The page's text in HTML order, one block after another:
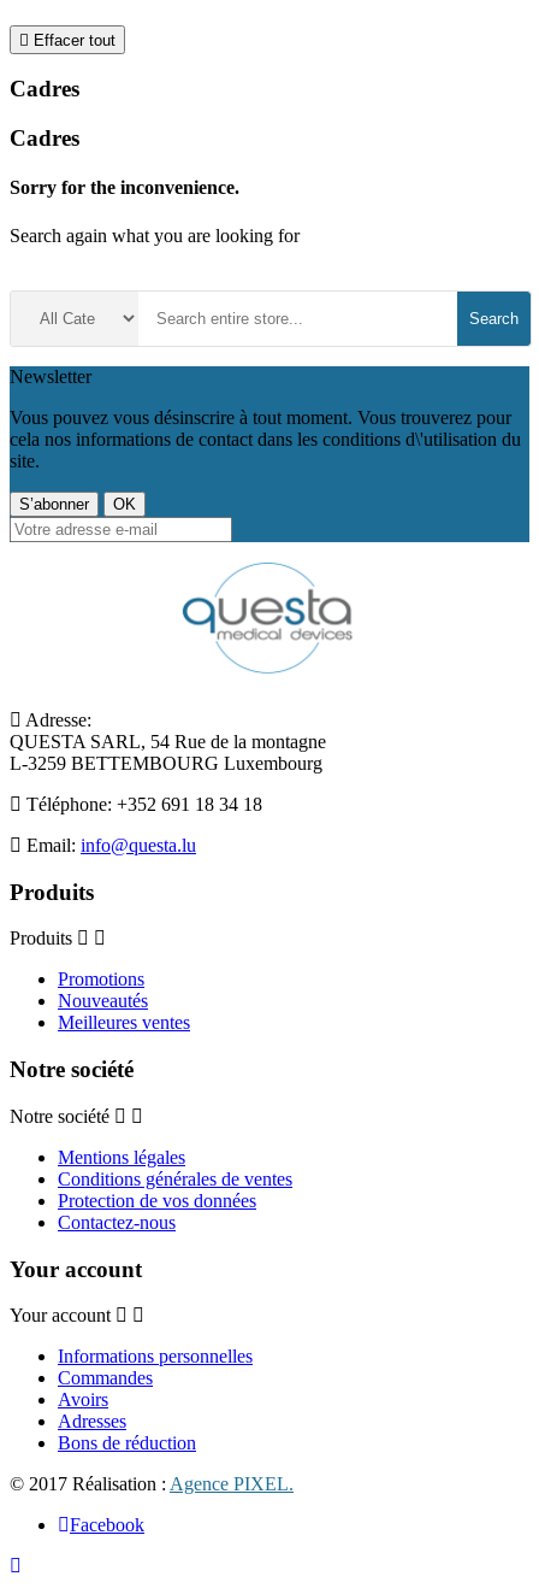
 Effacer tout
Cadres
Cadres
Sorry for the inconvenience.
Search again what you are looking for
Search
Newsletter
Vous pouvez vous désinscrire à tout moment. Vous trouverez pour
cela nos informations de contact dans les conditions d\'utilisation du
site.
Adresse:
QUESTA SARL, 54 Rue de la montagne
L-3259 BETTEMBOURG Luxembourg
Téléphone: +352 691 18 34 18
Email: info@questa.lu
Produits
Produits
Promotions
Nouveautés
Meilleures ventes
Notre société
Notre société
Mentions légales
Conditions générales de ventes
Protection de vos données
Contactez-nous
Your account
Your account
Informations personnelles
Commandes
Avoirs
Adresses
Bons de réduction
© 2017 Réalisation : Agence PIXEL.
Facebook